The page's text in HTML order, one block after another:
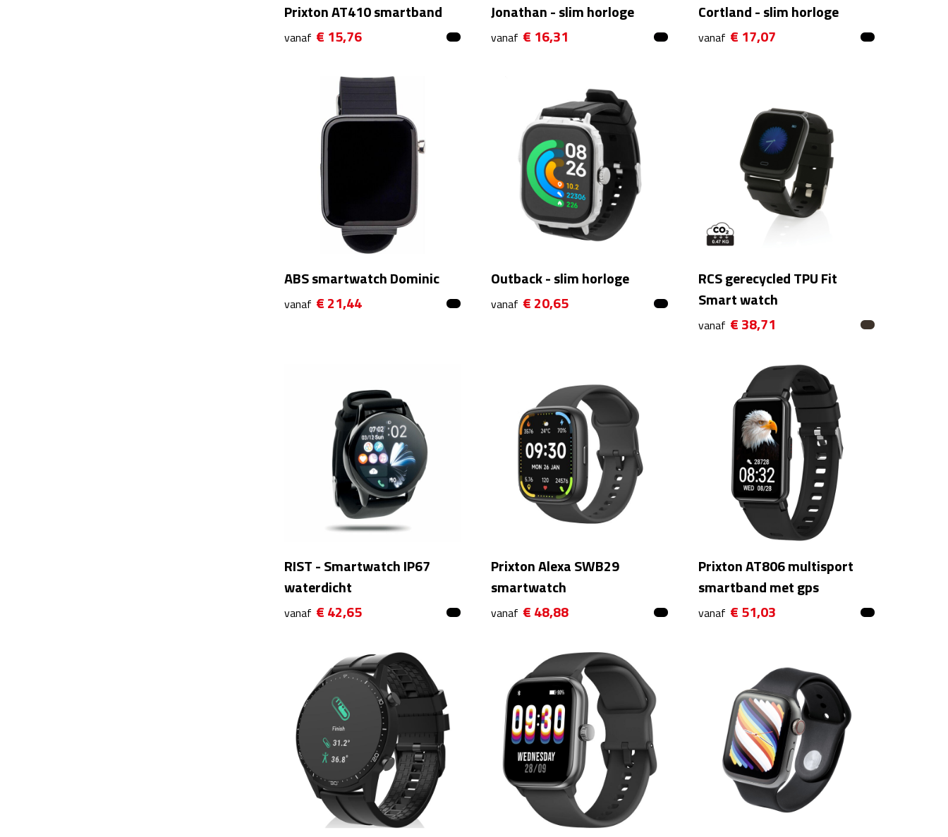
Prixton AT410 smartband
vanaf € 15,76
Jonathan - slim horloge
vanaf € 16,31
Cortland - slim horloge
vanaf € 17,07
ABS smartwatch Dominic
vanaf € 21,44
Outback - slim horloge
vanaf € 20,65
RCS gerecycled TPU Fit
Smart watch
vanaf € 38,71
RIST - Smartwatch IP67
waterdicht
vanaf € 42,65
Prixton Alexa SWB29
smartwatch
vanaf € 48,88
Prixton AT806 multisport
smartband met gps
vanaf € 51,03